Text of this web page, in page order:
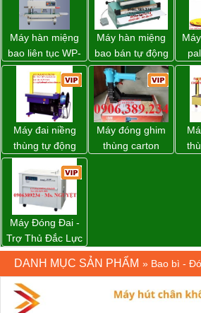
Máy hàn miệng
bao liên tục WP-
1200V chính
hãng giá tốt
Máy hàn miệng
bao bán tự động
nhập khẩu
Taiwan
Máy đai niềng
thùng tự động
DBA-200 giá tốt
Máy đóng ghim
thùng carton
Máy Đóng Đai -
Trợ Thủ Đắc Lực
Cho Mọi Doanh
Nghiệp Trong
Khâu Đóng Gói
DANH MỤC SẢN PHẨM » Bao bì -